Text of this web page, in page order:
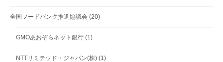
全国フードバンク推進協議会 (20)
GMOあおぞらネット銀行 (1)
NTTリミテッド・ジャパン(株) (1)